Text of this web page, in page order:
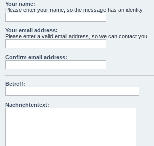
Your name:
Please enter your name, so the message has an identity.
Your email address:
Please enter a valid email address, so we can contact you.
Confirm email address:
Betreff:
Nachrichtentext: